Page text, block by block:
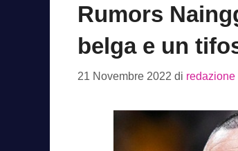
Rumors
belga e un
21 Novembre 2022 di redazione